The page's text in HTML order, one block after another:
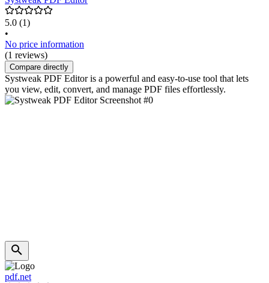
5.0 (1)
•
No price information
(1 reviews)
Compare directly
Systweak PDF Editor is a powerful and easy-to-use tool that lets
you view, edit, convert, and manage PDF files effortlessly.
pdf.net